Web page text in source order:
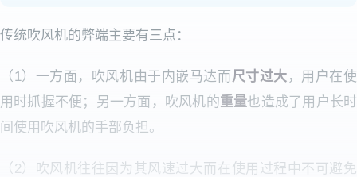
传统吹风机的弊端主要有三点：
（1）一方面，吹风机由于内嵌马达而尺寸过大 ，用户在使
用时抓握不便；另一方面，吹风机的重量也造成了用户长时
间使用吹风机的手部负担。
（2）吹风机往往因为其风速过大而在使用过程中不可避免